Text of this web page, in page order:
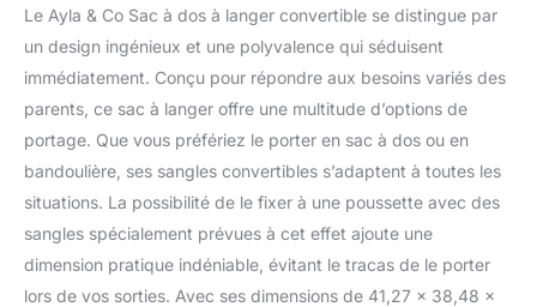
vegan ivoire ajoute une
touche élégante à ce sac
à langer fonctionnel.
Organisation complète :
restez organisé avec un
sac à goûter réutilisable,
des sangles de
poussette et un matelas
à langer en cuir
végétalien pour plus de
commodité lors de vos
déplacements. Pochette
Le Ayla & Co Sac à dos à langer convertible se distingue par
un design ingénieux et une polyvalence qui séduisent
immédiatement. Conçu pour répondre aux besoins variés des
parents, ce sac à langer offre une multitude d’options de
portage. Que vous préfériez le porter en sac à dos ou en
bandoulière, ses sangles convertibles s’adaptent à toutes les
situations. La possibilité de le fixer à une poussette avec des
sangles spécialement prévues à cet effet ajoute une
dimension pratique indéniable, évitant le tracas de le porter
lors de vos sorties. Avec ses dimensions de 41,27 x 38,48 x